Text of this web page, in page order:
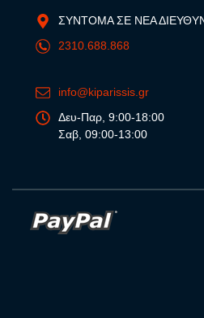
ΣΥΝΤΟΜΑ ΣΕ ΝΕΑ
2310.688.868
info@kiparissis.gr
Δευ-Παρ, 9:00-18:00
Σαβ, 09:00-13:00